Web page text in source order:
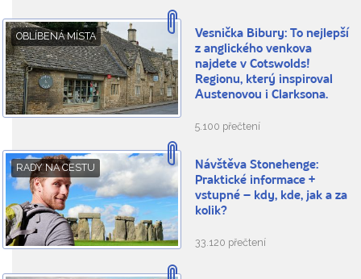
OBLÍBENÁ MÍSTA
Vesnička Bibury: To nejlepší
z anglického venkova
najdete v Cotswolds!
Regionu, který inspiroval
Austenovou i Clarksona.
5.100 přečtení
RADY NA CESTU
Návštěva Stonehenge:
Praktické informace +
vstupné – kdy, kde, jak a za
kolik?
33.120 přečtení